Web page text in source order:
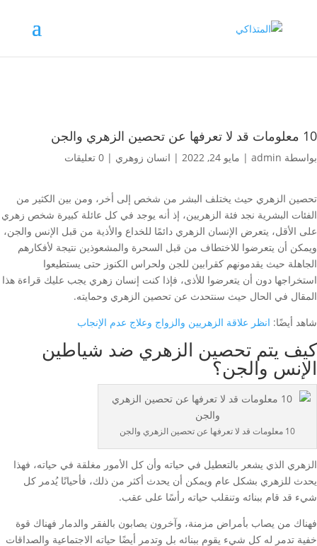
10 معلومات قد لا تعرفها عن تحصين الزهري والجن
بواسطة admin
| مايو 24, 2022 | انسان زوهري | 0 تعليقات
تحصين الزهري حيث يختلف البشر من شخص إلى أخر، ومن بين الكثير من
الفئات البشرية نجد فئة الزهريين، إذ أنه يوجد في كل عائلة كبيرة شخص زهري
على الأقل، يتعرض الإنسان الزهري دائمًا للخداع والأذية من قبل الإنس والجن،
ويمكن أن يتعرضوا للاختطاف من قبل السحرة والمشعوذين نتيجة لأفكارهم
الجاهلة حيث يقدمونهم كقرابين للجن ولحراس الكنوز حتى يستطيعوا
استخراجها دون أن يتعرضوا للأذى، فإذا كنت إنسان زهري يجب عليك قراءة هذا
المقال في الحال حيث سنتحدث عن تحصين الزهري وحمايته.
شاهد أيضًا: انظر علاقة الزهريين والزواج وعلاج عدم الإنجاب
كيف يتم تحصين الزهري ضد شياطين
الإنس والجن؟
10 معلومات قد لا تعرفها عن تحصين الزهري والجن
الزهري الذي يشعر بالتعطيل في حياته وأن كل الأمور مغلقة في حياته، فهذا
يحدث للزهري بشكل عام ويمكن أن يحدث أكثر من ذلك، فأحيانًا يُدمر كل
شيء قد قام ببنائه وتنقلب حياته رأسًا على عقب.
فهناك من يصاب بأمراض مزمنة، وآخرون يصابون بالفقر والدمار فهناك قوة
خفية تدمر له كل شيء يقوم ببنائه بل وتدمر أيضًا حياته الاجتماعية والصداقات